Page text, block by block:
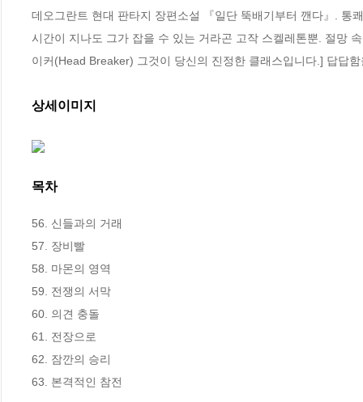
데오그란트 현대 판타지 장편소설 『일단 뚝배기부터 깬다』. 통
시간이 지나도 그가 잡을 수 있는 거라곤 고작 스켈레톤뿐. 절망
이커(Head Breaker) 그것이 당신의 진정한 클래스입니다.] 답답
상세이미지
목차
56. 신들과의 거래
57. 장비빨
58. 마몬의 영역
59. 전쟁의 서막
60. 의견 충돌
61. 전장으로
62. 잠깐의 승리
63. 본격적인 참전